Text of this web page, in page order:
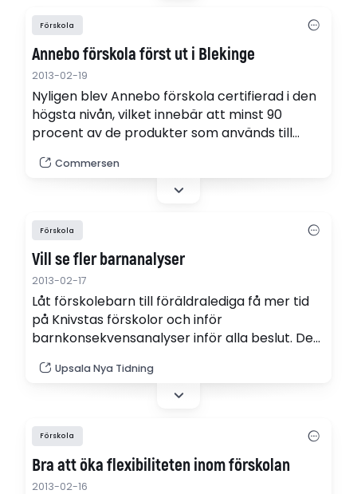
Förskola
Annebo förskola först ut i Blekinge
2013-02-19
Nyligen blev Annebo förskola certifierad i den
högsta nivån, vilket innebär att minst 90
procent av de produkter som används till
Commersen
Förskola
Vill se fler barnanalyser
2013-02-17
Låt förskolebarn till föräldralediga få mer tid
på Knivstas förskolor och inför
barnkonsekvensanalyser inför alla beslut. Det
Upsala Nya Tidning
Förskola
Bra att öka flexibiliteten inom förskolan
2013-02-16